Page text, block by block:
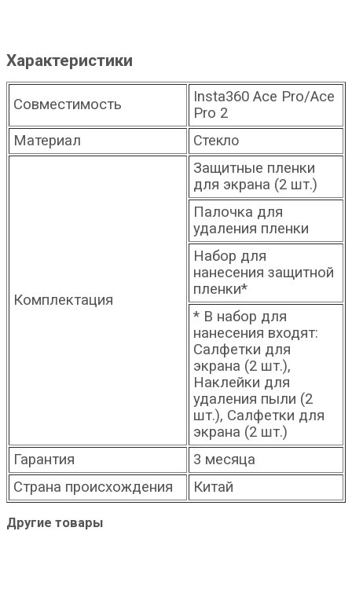
Характеристики
Совместимость
Insta360 Ace Pro/Ace
Pro 2
Материал
Стекло
Комплектация
Защитные пленки
для экрана (2 шт.)
Палочка для
удаления пленки
Набор для
нанесения защитной
пленки*
* В набор для
нанесения входят:
Салфетки для
экрана (2 шт.),
Наклейки для
удаления пыли (2
шт.), Салфетки для
экрана (2 шт.)
Гарантия
3 месяца
Страна происхождения
Китай
Другие товары